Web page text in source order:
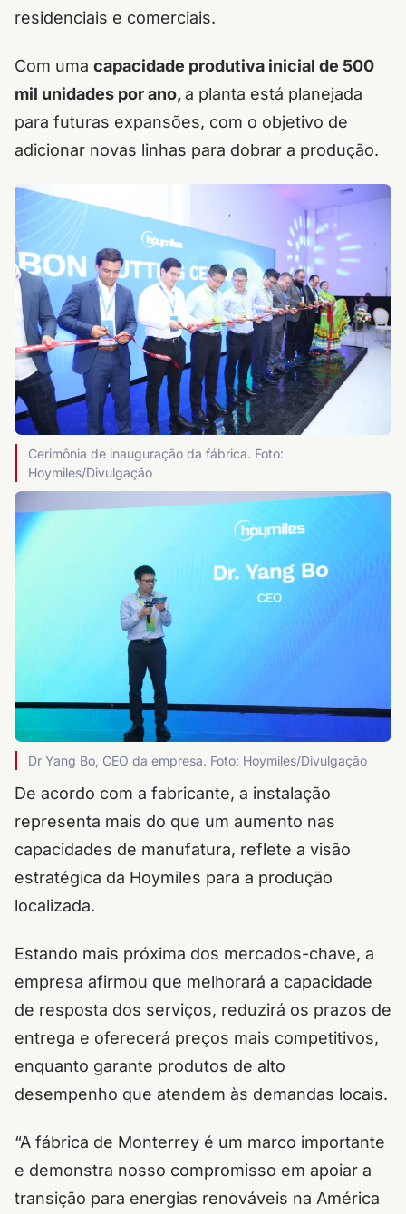
residenciais e comerciais.
Com uma capacidade produtiva inicial de 500
mil unidades por ano,a planta está planejada
para futuras expansões, com o objetivo de
adicionar novas linhas para dobrar a produção.
Cerimônia de inauguração da fábrica. Foto:
Hoymiles/Divulgação
Dr Yang Bo, CEO da empresa. Foto: Hoymiles/Divulgação
De acordo com a fabricante, a instalação
representa mais do que um aumento nas
capacidades de manufatura, reflete a visão
estratégica da Hoymiles para a produção
localizada.
Estando mais próxima dos mercados-chave, a
empresa afirmou que melhorará a capacidade
de resposta dos serviços, reduzirá os prazos de
entrega e oferecerá preços mais competitivos,
enquanto garante produtos de alto
desempenho que atendem às demandas locais.
“A fábrica de Monterrey é um marco importante
e demonstra nosso compromisso em apoiar a
transição para energias renováveis na América